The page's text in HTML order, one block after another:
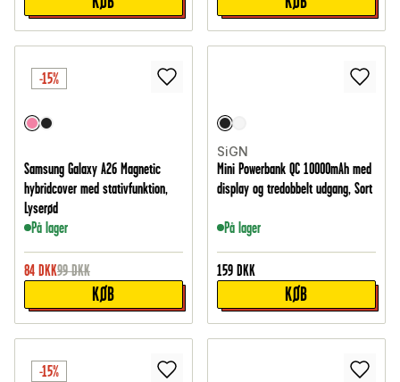
-15%
Samsung Galaxy A26 Magnetic
hybridcover med stativfunktion,
Lyserød
På lager
84 DKK99 DKK
KØB
SiGN
Mini Powerbank QC 10000mAh med
display og tredobbelt udgang, Sort
På lager
159 DKK
KØB
-15%